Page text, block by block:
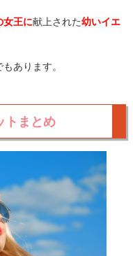
女王に献上された幼いイエ
あります。
トまとめ